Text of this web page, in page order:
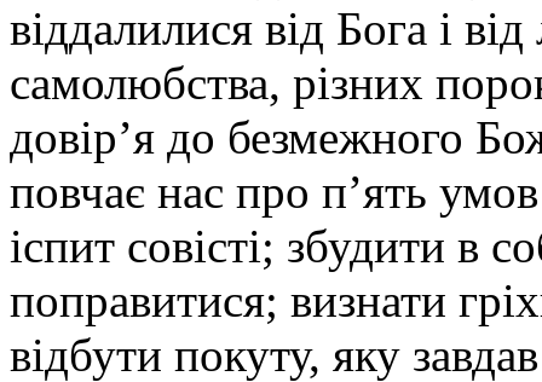
віддалилися від Бога і
самолюбства, різних
довір’я до безмежного
повчає нас про п’ять
іспит совісті; збудити в
поправитися; визнати
відбути покуту, яку